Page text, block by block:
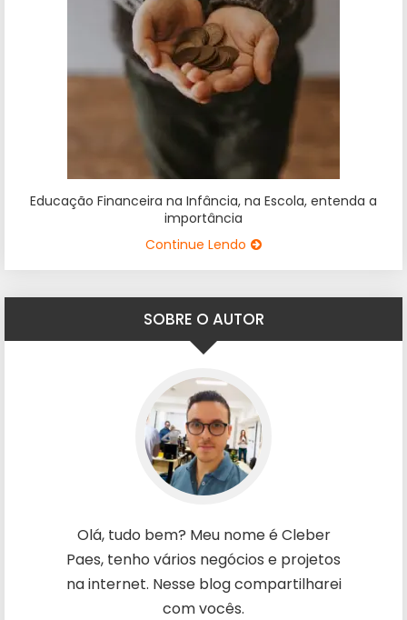
Educação Financeira na Infância, na Escola, entenda a
importância
Continue Lendo
SOBRE O AUTOR
Olá, tudo bem? Meu nome é Cleber
Paes, tenho vários negócios e projetos
na internet. Nesse blog compartilharei
com vocês.